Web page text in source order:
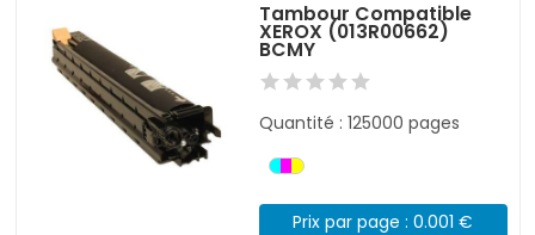
Tambour Compatible
XEROX (013R00662)
BCMY
Quantité : 125000 pages
Prix par page : 0.001 €